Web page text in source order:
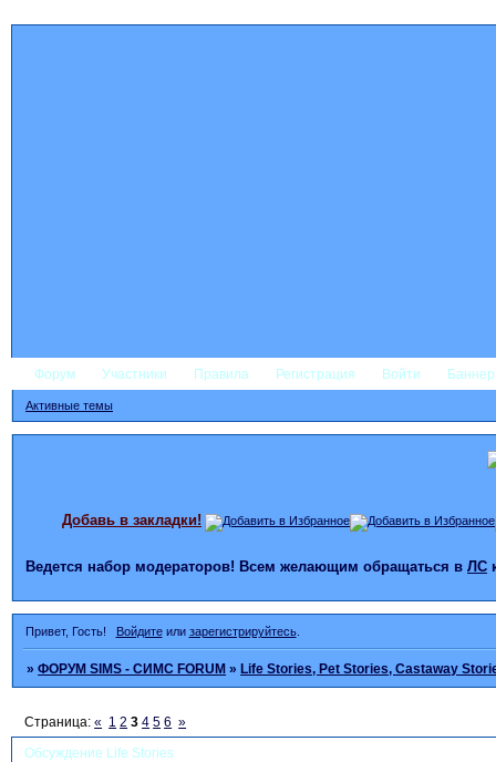
Форум Участники Правила Регистрация Войти
Активные темы
Добавь в закладки!
Ведется набор модераторов! Всем желающим обращаться в ЛС
Привет, Гость! Войдитеили зарегистрируйтесь.
»ФОРУМ SIMS - СИМС FORUM »Life Stories, Pet Stories, Castaway
Обсуждение Life Stories
Страница:« 1 2 3 4 5 6 »